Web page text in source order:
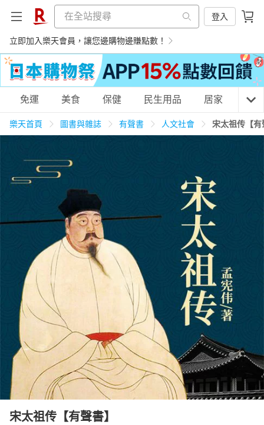
登入
立即加入樂天會員，讓您邊購物邊賺點數！
購物網分類
天天免運
3C家電 親子玩具
女裝 男裝 情趣用品
日本購物 電子/紙本書
HOT
免運 美食 保健 民生用品 居家 3C
樂天首頁 圖書與雜誌 有聲書 人文社會 宋太祖传【有
宋太祖传【有聲書】